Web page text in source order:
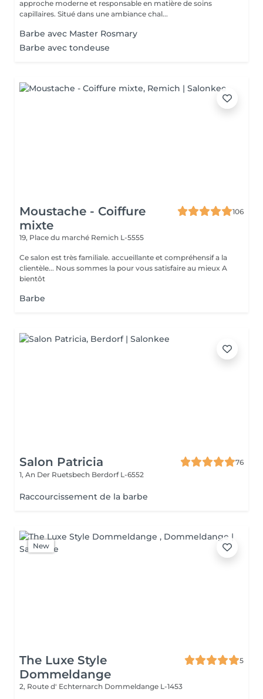
approche moderne et responsable en matière de soins
capillaires. Situé dans une ambiance chal...
Barbe avec Master Rosmary
Barbe avec tondeuse
Moustache - Coiffure
mixte
106
19, Place du marché Remich L-5555
Ce salon est très familiale. accueillante et compréhensif a la
clientèle... Nous sommes la pour vous satisfaire au mieux A
bientôt
Barbe
Salon Patricia
76
1, An Der Ruetsbech Berdorf L-6552
Raccourcissement de la barbe
New
The Luxe Style
Dommeldange
5
2, Route d' Echternarch Dommeldange L-1453